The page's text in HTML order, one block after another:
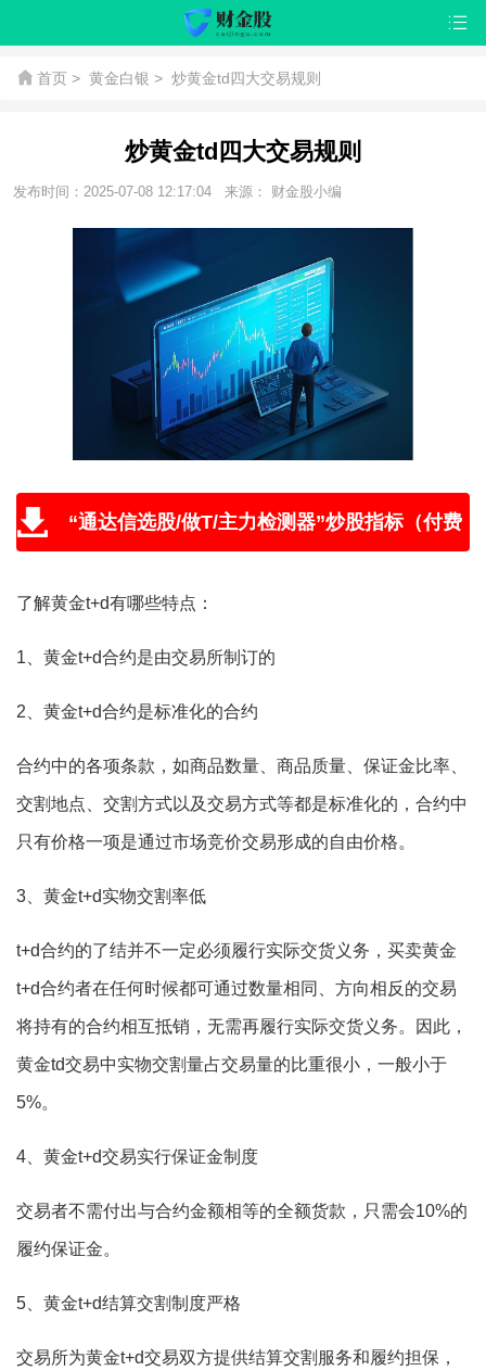
首页 > 黄金白银 > 炒黄金td四大交易规则
炒黄金td四大交易规则
发布时间：2025-07-08 12:17:04 来源： 财金股小编
“通达信选股/做T/主力检测器”炒股指标（付费
了解黄金t+d有哪些特点：
1、黄金t+d合约是由交易所制订的
2、黄金t+d合约是标准化的合约
合约中的各项条款，如商品数量、商品质量、保证金比率、
交割地点、交割方式以及交易方式等都是标准化的，合约中
只有价格一项是通过市场竞价交易形成的自由价格。
3、黄金t+d实物交割率低
t+d合约的了结并不一定必须履行实际交货义务，买卖黄金
t+d合约者在任何时候都可通过数量相同、方向相反的交易
将持有的合约相互抵销，无需再履行实际交货义务。因此，
黄金td交易中实物交割量占交易量的比重很小，一般小于
5%。
4、黄金t+d交易实行保证金制度
交易者不需付出与合约金额相等的全额货款，只需会10%的
履约保证金。
5、黄金t+d结算交割制度严格
交易所为黄金t+d交易双方提供结算交割服务和履约担保，